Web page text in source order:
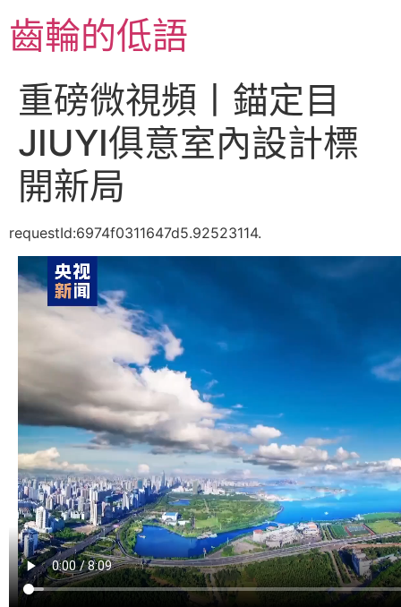
至
主齒輪的低語
重磅微視頻丨錨定目
JIUYI俱意室內設計標
開新局
requestId:6974f0311647d5.92523114.